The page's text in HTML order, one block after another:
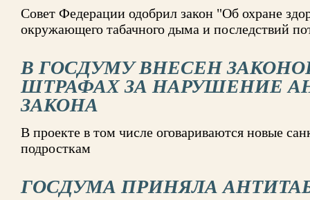
Совет Федерации одобрил закон "Об охране
окружающего табачного дыма и последствий
В ГОСДУМУ ВНЕСЕН
ШТРАФАХ ЗА НАРУШЕНИЕ
ЗАКОНА
В проекте в том числе оговариваются новые
подросткам
ГОСДУМА ПРИНЯЛА